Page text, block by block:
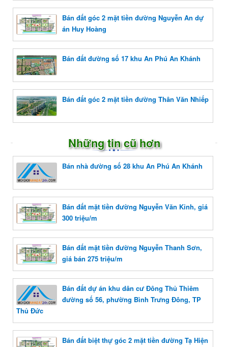
Bán đất góc 2 mặt tiền đường Nguyễn An dự
án Huy Hoàng
Bán đất đường số 17 khu An Phú An Khánh
Bán đất góc 2 mặt tiền đường Thân Văn Nhiếp
Những tin cũ hơn
Bán nhà đường số 28 khu An Phú An Khánh
Bán đất mặt tiền đường Nguyễn Văn Kỉnh, giá
300 triệu/m
Bán đất mặt tiền đường Nguyễn Thanh Sơn,
giá bán 275 triệu/m
Bán đất dự án khu dân cư Đông Thủ Thiêm
đường số 56, phường Bình Trưng Đông, TP
Thủ Đức
Bán đất biệt thự góc 2 mặt tiền đường Tạ Hiện